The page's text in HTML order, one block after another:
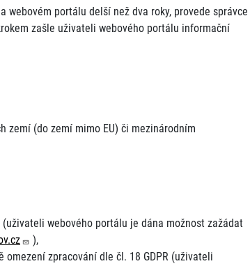
portálu delší než dva roky, provede správce
zašle uživateli webového portálu informační
zemí (do zemí mimo EU) či mezinárodním
webového portálu je dána možnost zažádat
),
omezení zpracování dle čl. 18 GDPR (uživateli